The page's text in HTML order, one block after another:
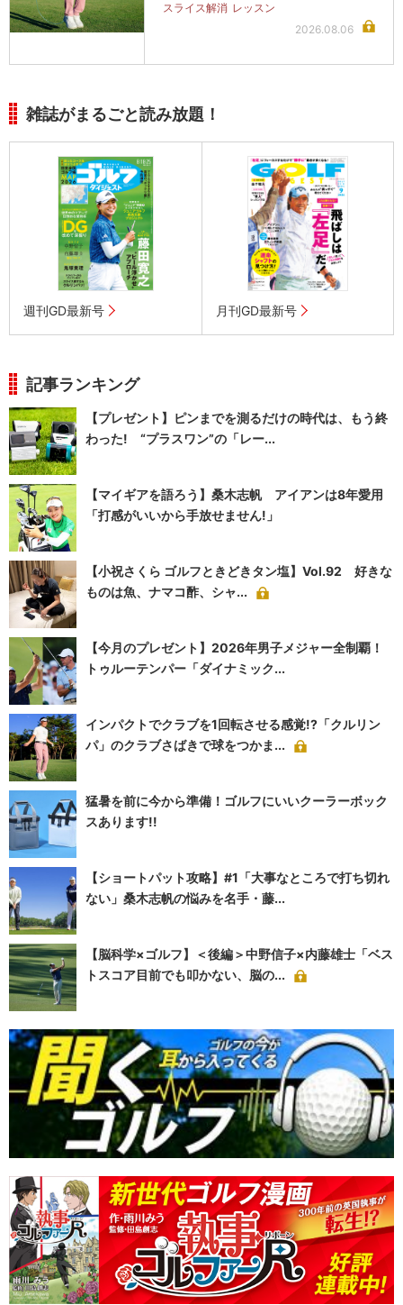
スライス解消 レッスン
2026.08.06
雑誌がまるごと読み放題！
週刊GD最新号 月刊GD最新号
記事ランキング
【プレゼント】ピンまでを測るだけの時代は、もう終
わった! “プラスワン”の「レー...
【マイギアを語ろう】桑木志帆 アイアンは8年愛用
「打感がいいから手放せません!」
【小祝さくら ゴルフときどきタン塩】Vol.92 好きな
ものは魚、ナマコ酢、シャ...
【今月のプレゼント】2026年男子メジャー全制覇！
トゥルーテンパー「ダイナミック...
インパクトでクラブを1回転させる感覚!?「クルリン
パ」のクラブさばきで球をつかま...
猛暑を前に今から準備！ゴルフにいいクーラーボック
スあります!!
【ショートパット攻略】#1「大事なところで打ち切れ
ない」桑木志帆の悩みを名手・藤...
【脳科学×ゴルフ】＜後編＞中野信子×内藤雄士「ベス
トスコア目前でも叩かない、脳の...